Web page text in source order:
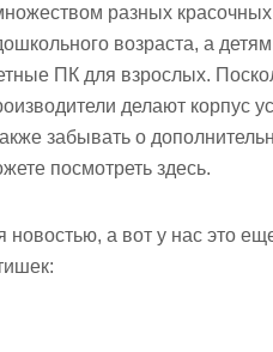
разных красочных
возраста, а детям
ПК для взрослых.
делают корпус
забывать о
посмотреть здесь.
а вот у нас это